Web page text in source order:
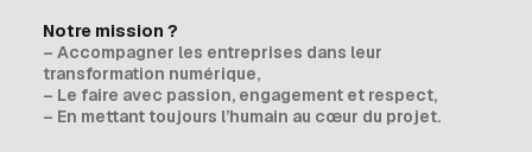
Notre mission ?
– Accompagner les entreprises dans leur
transformation numérique,
– Le faire avec passion, engagement et respect,
– En mettant toujours l’humain au cœur du projet.